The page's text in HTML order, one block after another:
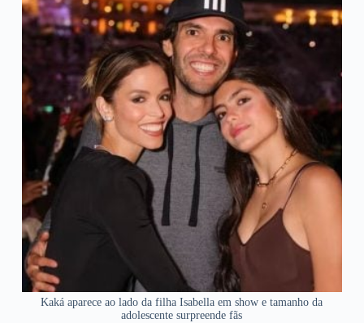
Kaká aparece ao lado da filha Isabella em show e tamanho da
adolescente surpreende fãs